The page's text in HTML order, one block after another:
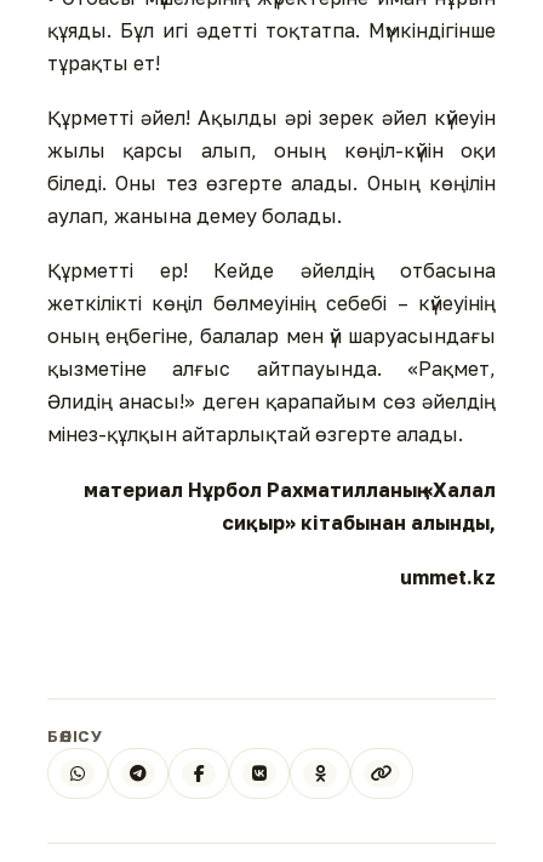
құяды. Бұл игі әдетті тоқтатпа. Мүмкіндігінше
тұрақты ет!
Құрметті әйел! Ақылды әрі зерек әйел күйеуін
жылы қарсы алып, оның көңіл-күйін оқи
біледі. Оны тез өзгерте алады. Оның көңілін
аулап, жанына демеу болады.
Құрметті ер! Кейде әйелдің отбасына
жеткілікті көңіл бөлмеуінің себебі – күйеуінің
оның еңбегіне, балалар мен үй шаруасындағы
қызметіне алғыс айтпауында. «Рақмет,
Әлидің анасы!» деген қарапайым сөз әйелдің
мінез-құлқын айтарлықтай өзгерте алады.
материал Нұрбол Рахматилланың «Халал
сиқыр» кітабынан алынды,
ummet.kz
БӨЛІСУ